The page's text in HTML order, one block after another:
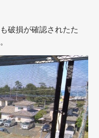
破損が確認されたた